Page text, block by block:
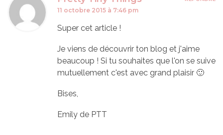
11 octobre 2015 à 7:46 pm
Super cet article !
Je viens de découvrir ton blog et j'aime
beaucoup ! Si tu souhaites que l'on se suive
mutuellement c'est avec grand plaisir 🙂
Bises,
Emily de PTT